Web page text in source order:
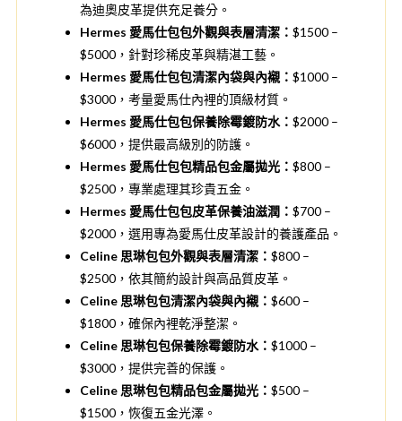
為迪奧皮革提供充足養分。
Hermes 愛馬仕包包外觀與表層清潔： $1500 –
$5000，針對珍稀皮革與精湛工藝。
Hermes 愛馬仕包包清潔內袋與內襯： $1000 –
$3000，考量愛馬仕內裡的頂級材質。
Hermes 愛馬仕包包保養除霉鍍防水： $2000 –
$6000，提供最高級別的防護。
Hermes 愛馬仕包包精品包金屬拋光： $800 –
$2500，專業處理其珍貴五金。
Hermes 愛馬仕包包皮革保養油滋潤： $700 –
$2000，選用專為愛馬仕皮革設計的養護產品。
Celine 思琳包包外觀與表層清潔： $800 –
$2500，依其簡約設計與高品質皮革。
Celine 思琳包包清潔內袋與內襯： $600 –
$1800，確保內裡乾淨整潔。
Celine 思琳包包保養除霉鍍防水： $1000 –
$3000，提供完善的保護。
Celine 思琳包包精品包金屬拋光： $500 –
$1500，恢復五金光澤。